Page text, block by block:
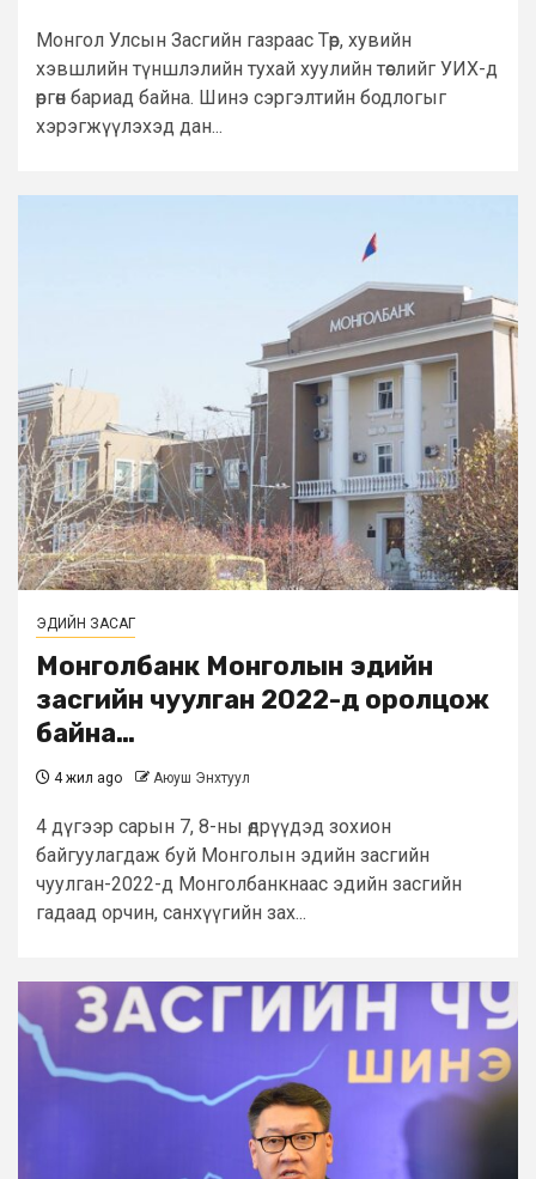
Монгол Улсын Засгийн газраас Төр, хувийн
хэвшлийн түншлэлийн тухай хуулийн төслийг УИХ-д
өргөн бариад байна. Шинэ сэргэлтийн бодлогыг
хэрэгжүүлэхэд дан...
ЭДИЙН ЗАСАГ
Монголбанк Монголын эдийн
засгийн чуулган 2022-д оролцож
байна…
4 жил ago Аюуш Энхтуул
4 дүгээр сарын 7, 8-ны өдрүүдэд зохион
байгуулагдаж буй Монголын эдийн засгийн
чуулган-2022-д Монголбанкнаас эдийн засгийн
гадаад орчин, санхүүгийн зах...